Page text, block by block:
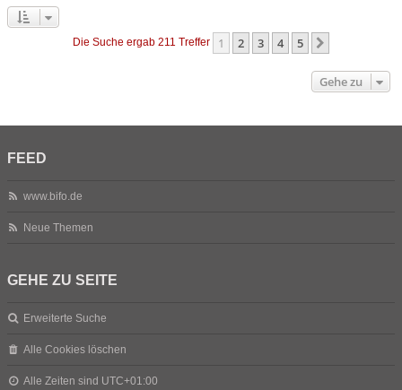
Die Suche ergab 211 Treffer 1 2 3 4 5
Gehe zu
FEED
www.bifo.de
Neue Themen
GEHE ZU SEITE
Erweiterte Suche
Alle Cookies löschen
Alle Zeiten sind UTC+01:00